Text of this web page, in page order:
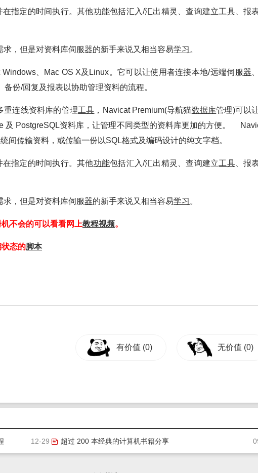
在指定的时间执行。其他功能包括汇入/汇出精灵、查询建立工具、报
求，但是对资料库伺服器的新手来说又相当容易学习 。
Windows、Mac OS X及Linux。它可以让使用者连接本地/远端伺服器
份/回复及报表以协助管理资料的流程。
重连线资料库的管理工具 ，Navicat Premium(导航猫数据库管理)可以
及 PostgreSQL资料库，让管理不同类型的资料库更加的方便。
间传输资料，或传输一份以SQL格式及编码设计的纯文字档。
在指定的时间执行。其他功能包括汇入/汇出精灵、查询建立工具、报
求，但是对资料库伺服器的新手来说又相当容易学习 。
机不会的可以看看网上教程视频。
态的脚本
有价值 (0) 无价值 (0)
12-29 超过 200 本经典的计算机书籍分享